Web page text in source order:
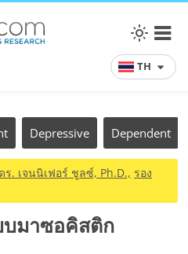
TH
Depressive Dependent
ดร. เจนนิเฟอร์ ชูลซ์, Ph.D., รอง
มาซอคิสติก